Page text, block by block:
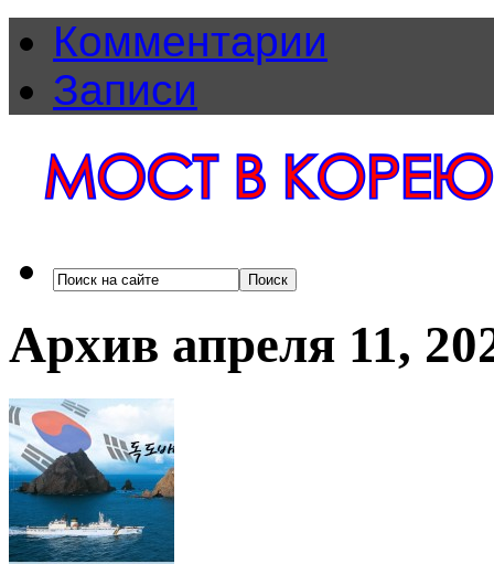
Комментарии
Записи
Архив апреля 11,